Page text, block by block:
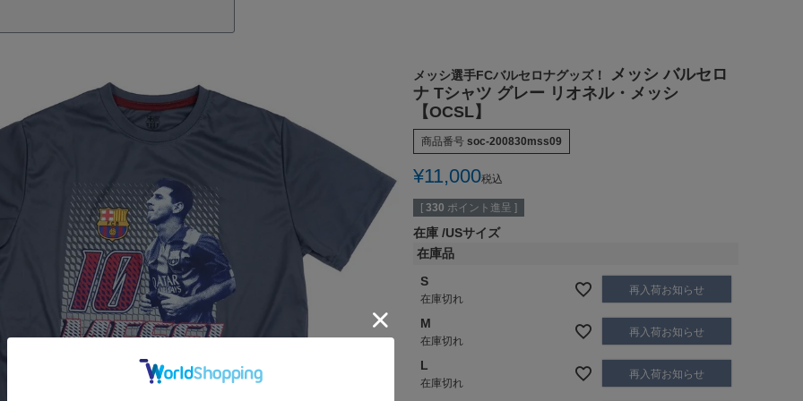
メッシ選手FCバルセロナグッズ！
メッシ バルセロ
ナ Tシャツ グレー リオネル・メッシ
【OCSL】
商品番号 soc-200830mss09
¥11,000税込
[ 330 ポイント進呈 ]
在庫 USサイズ
在庫品
S
在庫切れ
再入荷お知らせ
M
在庫切れ
再入荷お知らせ
L
在庫切れ
再入荷お知らせ